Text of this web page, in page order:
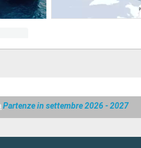
Partenze in settembre 2026 - 2027